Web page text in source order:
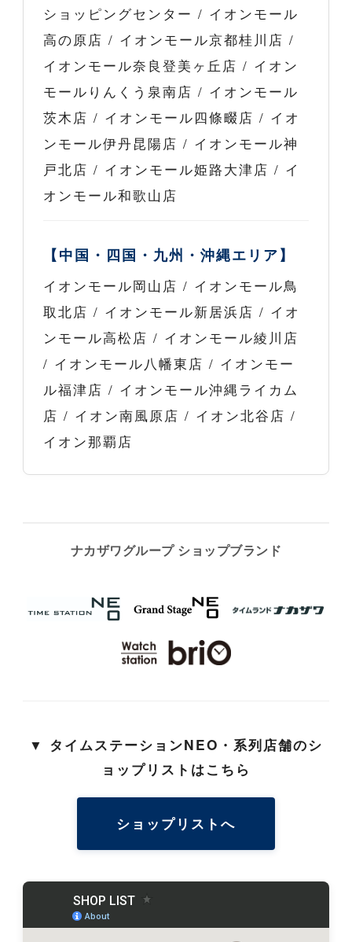
ショッピングセンター / イオンモール
高の原店 / イオンモール京都桂川店 /
イオンモール奈良登美ヶ丘店 / イオン
モールりんくう泉南店 / イオンモール
茨木店 / イオンモール四條畷店 / イオ
ンモール伊丹昆陽店 / イオンモール神
戸北店 / イオンモール姫路大津店 / イ
オンモール和歌山店
【中国・四国・九州・沖縄エリア】
イオンモール岡山店 / イオンモール鳥
取北店 / イオンモール新居浜店 / イオ
ンモール高松店 / イオンモール綾川店
/ イオンモール八幡東店 / イオンモー
ル福津店 / イオンモール沖縄ライカム
店 / イオン南風原店 / イオン北谷店 /
イオン那覇店
ナカザワグループ ショップブランド
▼ タイムステーションNEO・系列店舗のシ
ョップリストはこちら
ショップリストへ